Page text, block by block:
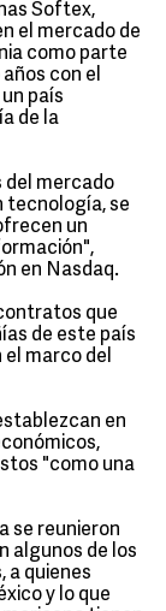
Softex,
el mercado de
como parte
con el
país
de la
del mercado
tecnología, se
un
en Nasdaq.
que
de este país
marco del
en
"como una
se reunieron
algunos de los
a quienes
y lo que